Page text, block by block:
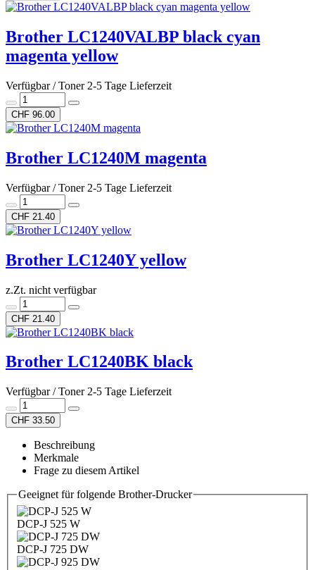
Brother LC1240VALBP black cyan
magenta yellow
Verfügbar / Toner 2-5 Tage Lieferzeit
CHF 96.00
Brother LC1240M magenta
Verfügbar / Toner 2-5 Tage Lieferzeit
CHF 21.40
Brother LC1240Y yellow
z.Zt. nicht verfügbar
CHF 21.40
Brother LC1240BK black
Verfügbar / Toner 2-5 Tage Lieferzeit
CHF 33.50
Beschreibung
Merkmale
Frage zu diesem Artikel
Geeignet für folgende Brother-Drucker
DCP-J 525 W
DCP-J 725 DW